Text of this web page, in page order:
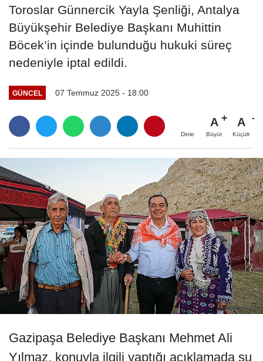
Toroslar Günnercik Yayla Şenliği, Antalya
Büyükşehir Belediye Başkanı Muhittin
Böcek’in içinde bulunduğu hukuki süreç
nedeniyle iptal edildi.
GÜNCEL 07 Temmuz 2025 - 18:00
Dinle
A
Büyüt
A
Küçült
Gazipaşa Belediye Başkanı Mehmet Ali
Yılmaz, konuyla ilgili yaptığı açıklamada şu